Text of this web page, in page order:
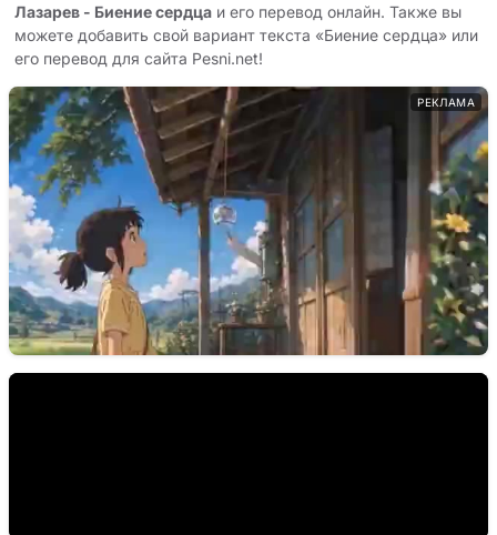
Лазарев - Биение сердца и его перевод онлайн. Также вы
можете добавить свой вариант текста «Биение сердца» или
его перевод для сайта Pesni.net!
РЕКЛАМА